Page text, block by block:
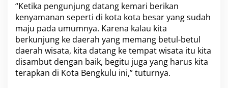
“Ketika pengunjung datang kemari berikan
kenyamanan seperti di kota kota besar yang sudah
maju pada umumnya. Karena kalau kita
berkunjung ke daerah yang memang betul-betul
daerah wisata, kita datang ke tempat wisata itu kita
disambut dengan baik, begitu juga yang harus kita
terapkan di Kota Bengkulu ini,” tuturnya.